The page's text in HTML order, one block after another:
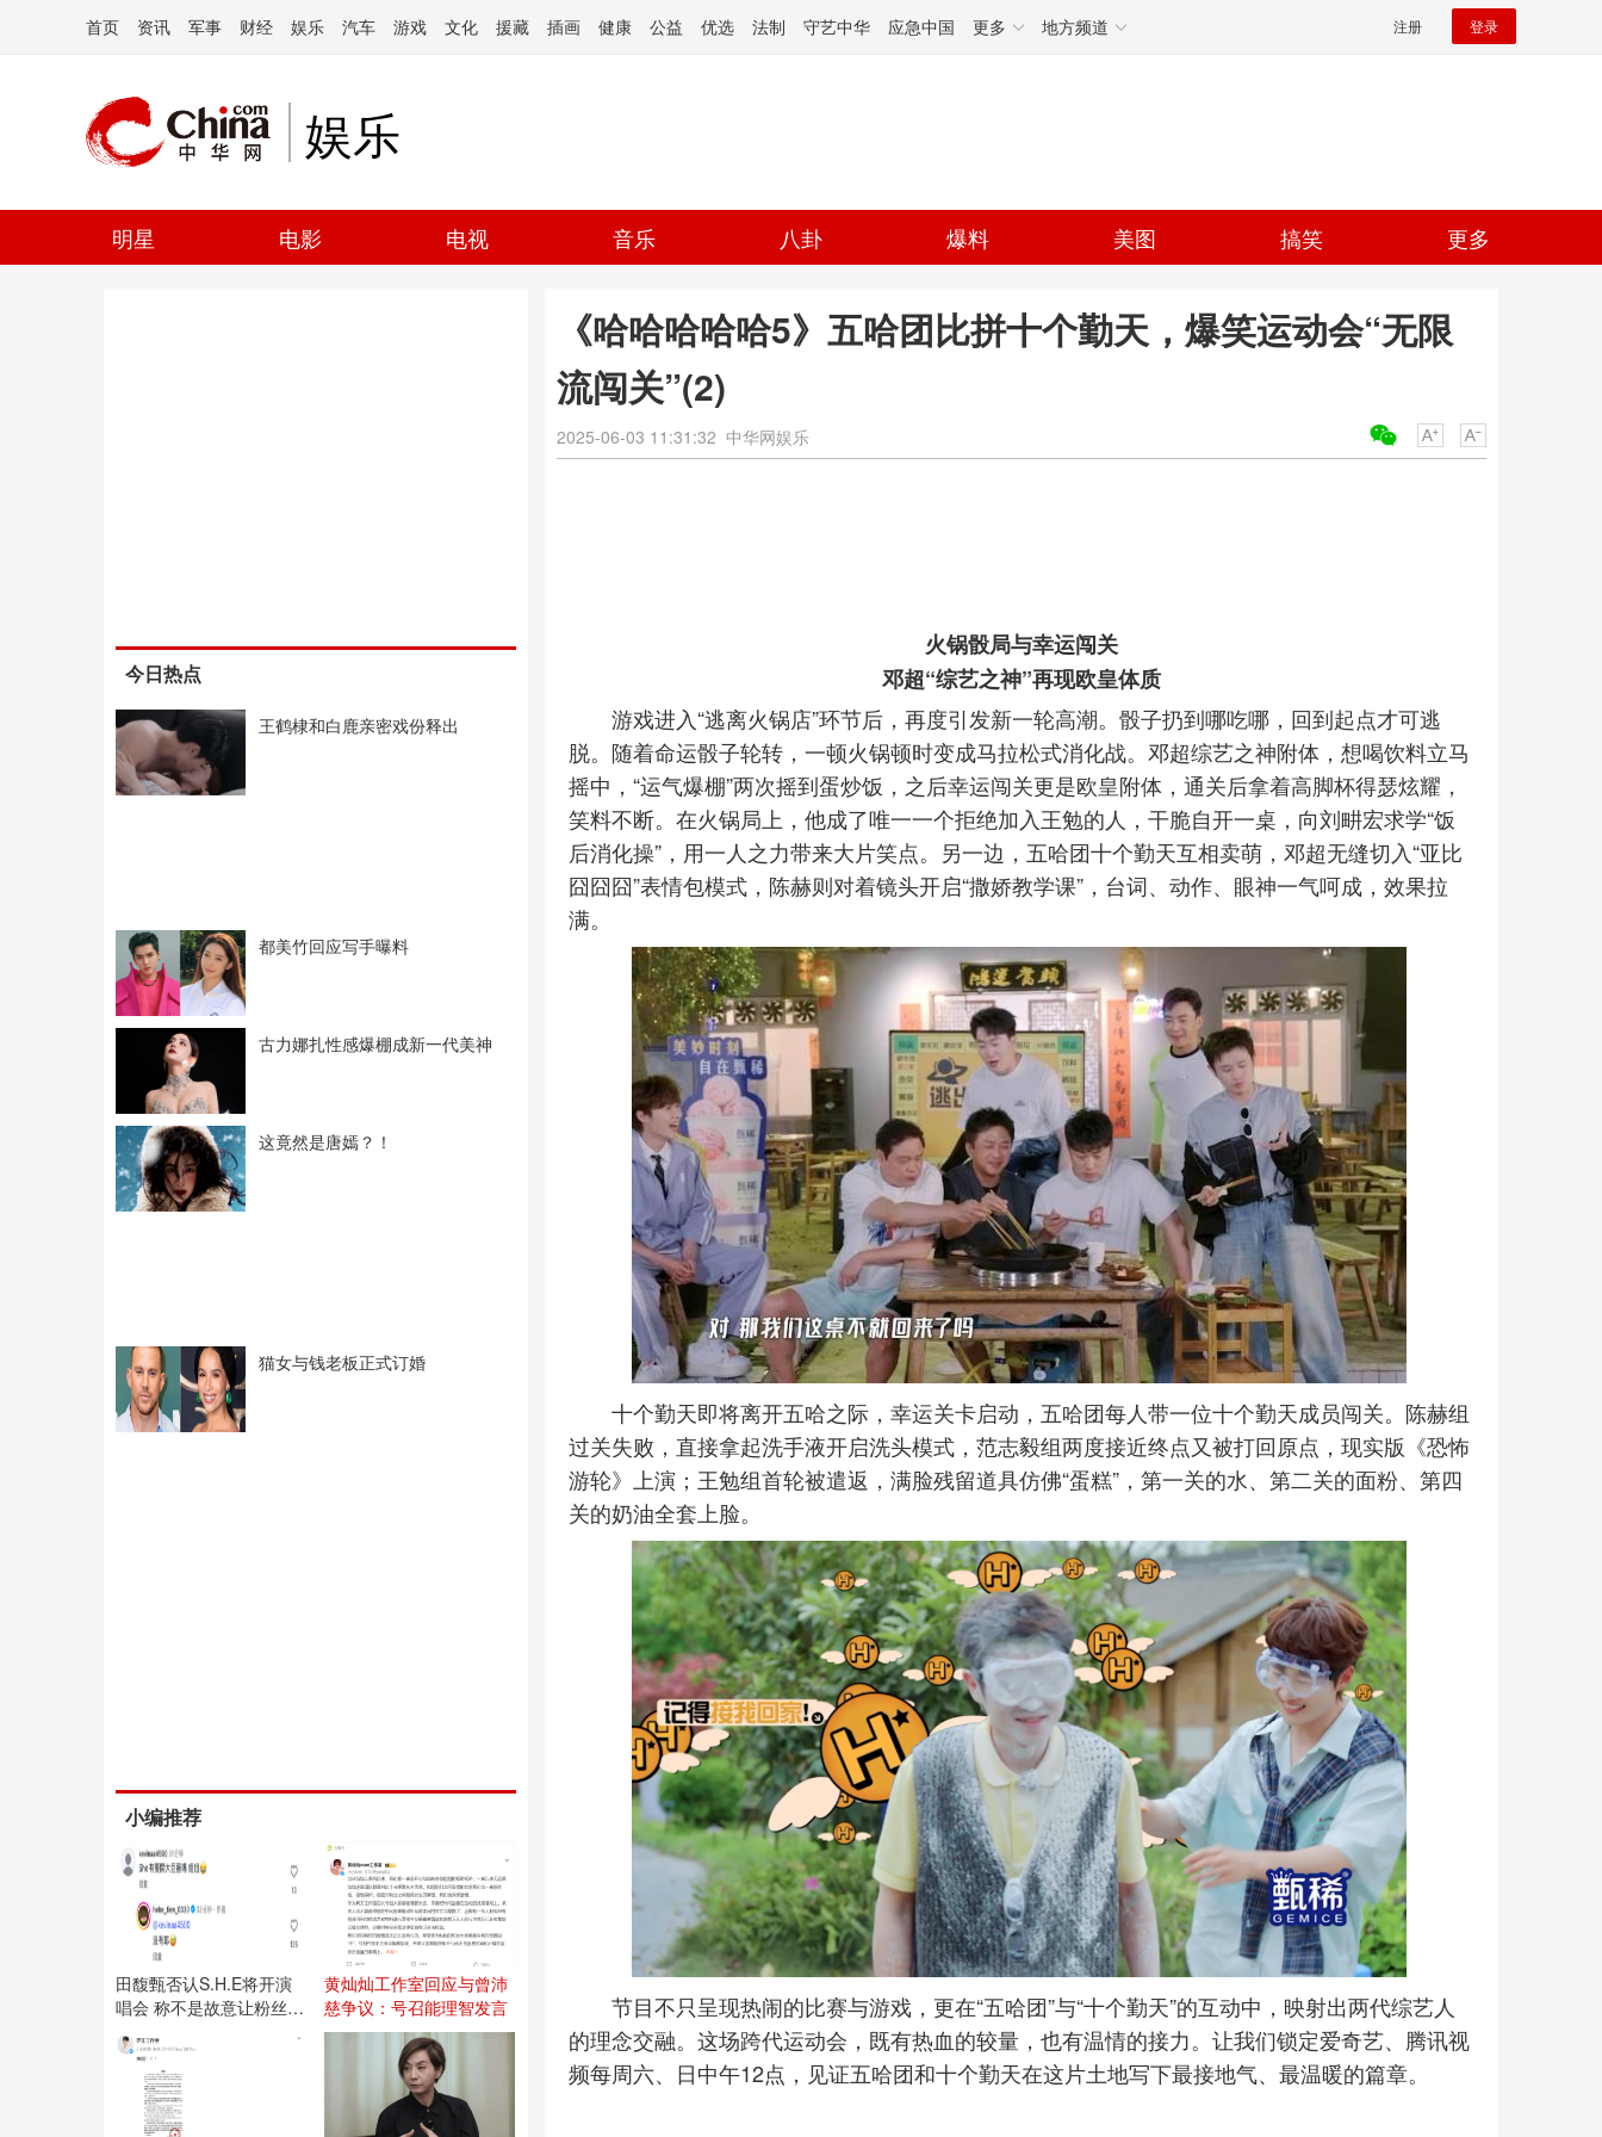
首页 资讯 军事 财经 娱乐 汽车 游戏 文化 援藏 插画 健康 公益 优选 法制 守艺中华 应急中国 更多 地方频道 注册 登录
娱乐
明星 电影 电视 音乐 八卦 爆料 美图 搞笑 更多
今日热点
王鹤棣和白鹿亲密戏份释出
都美竹回应写手曝料
古力娜扎性感爆棚成新一代美神
这竟然是唐嫣？！
猫女与钱老板正式订婚
小编推荐
田馥甄否认S.H.E将开演
唱会 称不是故意让粉丝失
望
黄灿灿工作室回应与曾沛
慈争议：号召能理智发言
《哈哈哈哈哈5》五哈团比拼十个勤天，爆笑运动会“无限
流闯关”(2)
2025-06-03 11:31:32 中华网娱乐
火锅骰局与幸运闯关
邓超“综艺之神”再现欧皇体质
游戏进入“逃离火锅店”环节后，再度引发新一轮高潮。骰子扔到哪吃哪，回到起点才可逃
脱。随着命运骰子轮转，一顿火锅顿时变成马拉松式消化战。邓超综艺之神附体，想喝饮料立马
摇中，“运气爆棚”两次摇到蛋炒饭，之后幸运闯关更是欧皇附体，通关后拿着高脚杯得瑟炫耀，
笑料不断。在火锅局上，他成了唯一一个拒绝加入王勉的人，干脆自开一桌，向刘畊宏求学“饭
后消化操”，用一人之力带来大片笑点。另一边，五哈团十个勤天互相卖萌，邓超无缝切入“亚比
囧囧囧”表情包模式，陈赫则对着镜头开启“撒娇教学课”，台词、动作、眼神一气呵成，效果拉
满。
十个勤天即将离开五哈之际，幸运关卡启动，五哈团每人带一位十个勤天成员闯关。陈赫组
过关失败，直接拿起洗手液开启洗头模式，范志毅组两度接近终点又被打回原点，现实版《恐怖
游轮》上演；王勉组首轮被遣返，满脸残留道具仿佛“蛋糕”，第一关的水、第二关的面粉、第四
关的奶油全套上脸。
节目不只呈现热闹的比赛与游戏，更在“五哈团”与“十个勤天”的互动中，映射出两代综艺人
的理念交融。这场跨代运动会，既有热血的较量，也有温情的接力。让我们锁定爱奇艺、腾讯视
频每周六、日中午12点，见证五哈团和十个勤天在这片土地写下最接地气、最温暖的篇章。